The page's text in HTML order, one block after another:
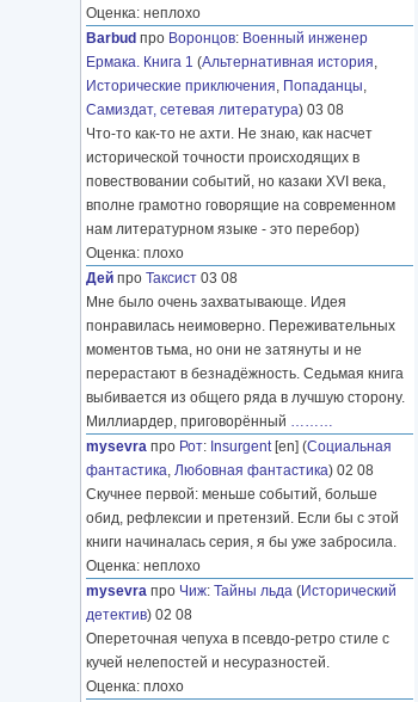
Оценка: неплохо
Barbud про Воронцов: Военный инженер
Ермака. Книга 1 (Альтернативная история,
Исторические приключения, Попаданцы,
Самиздат, сетевая литература) 03 08
Что-то как-то не ахти. Не знаю, как насчет
исторической точности происходящих в
повествовании событий, но казаки XVI века,
вполне грамотно говорящие на современном
нам литературном языке - это перебор)
Оценка: плохо
Дей про Таксист 03 08
Мне было очень захватывающе. Идея
понравилась неимоверно. Переживательных
моментов тьма, но они не затянуты и не
перерастают в безнадёжность. Седьмая книга
выбивается из общего ряда в лучшую сторону.
Миллиардер, приговорённый ………
mysevra про Рот: Insurgent[en] (Социальная
фантастика, Любовная фантастика) 02 08
Скучнее первой: меньше событий, больше
обид, рефлексии и претензий. Если бы с этой
книги начиналась серия, я бы уже забросила.
Оценка: неплохо
mysevra про Чиж: Тайны льда (Исторический
детектив) 02 08
Опереточная чепуха в псевдо-ретро стиле с
кучей нелепостей и несуразностей.
Оценка: плохо